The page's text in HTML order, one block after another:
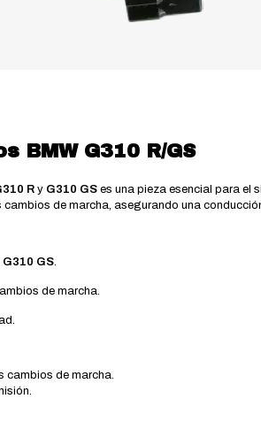
BMW G310 R/GS
R y G310 GS es una pieza esencial para el
de marcha, asegurando una
G310 GS.
de marcha.
cambios de marcha.